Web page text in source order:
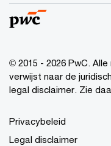
© 2015 - 2026 PwC.
verwijst naar de
legal disclaimer. Zie
Privacybeleid
Legal disclaimer